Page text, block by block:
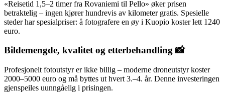
«Reisetid 1,5–2 timer fra Rovaniemi til Pello» øker prisen
betraktelig – ingen kjører hundrevis av kilometer gratis. Spesielle
steder har spesialpriser: å fotografere en øy i Kuopio koster lett 1240
euro.
Bildemengde, kvalitet og etterbehandling 📸
Profesjonelt fotoutstyr er ikke billig – moderne droneutstyr koster
2000–5000 euro og må byttes ut hvert 3.–4. år. Denne investeringen
gjenspeiles uunngåelig i prisingen.